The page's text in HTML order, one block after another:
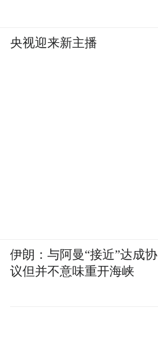
央视迎来新主播
伊朗：与阿曼“接近”达成协
议但并不意味重开海峡